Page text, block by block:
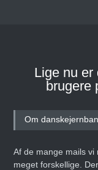
Lige nu er
brugere
Om
Af de mange mails
meget forskellige.